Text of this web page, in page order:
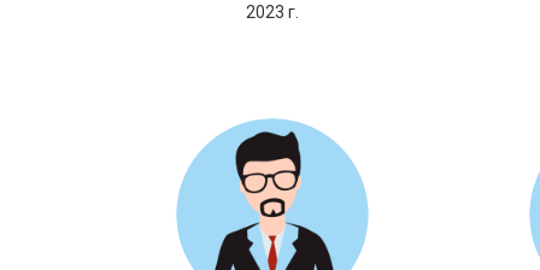
2023 г.